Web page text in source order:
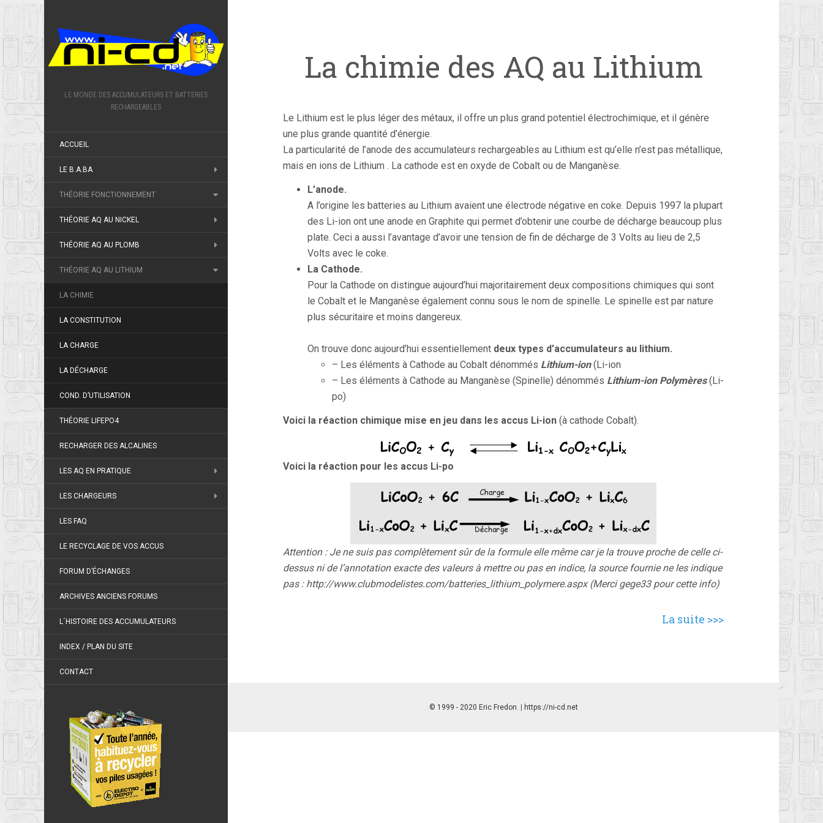
LE MONDE DES ACCUMULATEURS ET BATTERIES
RECHARGEABLES
ACCUEIL
LE B.A.BA
THÉORIE FONCTIONNEMENT
THÉORIE AQ AU NICKEL
THÉORIE AQ AU PLOMB
THÉORIE AQ AU LITHIUM
LA CHIMIE
LA CONSTITUTION
LA CHARGE
LA DÉCHARGE
COND. D’UTILISATION
THÉORIE LIFEPO4
RECHARGER DES ALCALINES
LES AQ EN PRATIQUE
LES CHARGEURS
LES FAQ
LE RECYCLAGE DE VOS ACCUS
FORUM D’ÉCHANGES
ARCHIVES ANCIENS FORUMS
L´HISTOIRE DES ACCUMULATEURS
INDEX / PLAN DU SITE
CONTACT
La chimie des AQ au Lithium
Le Lithium est le plus léger des métaux, il offre un plus grand potentiel électrochimique, et il génère
une plus grande quantité d’énergie.
La particularité de l’anode des accumulateurs rechargeables au Lithium est qu’elle n’est pas métallique,
mais en ions de Lithium . La cathode est en oxyde de Cobalt ou de Manganèse.
L’anode.
A l’origine les batteries au Lithium avaient une électrode négative en coke. Depuis 1997 la plupart
des Li-ion ont une anode en Graphite qui permet d’obtenir une courbe de décharge beaucoup plus
plate. Ceci a aussi l’avantage d’avoir une tension de fin de décharge de 3 Volts au lieu de 2,5
Volts avec le coke.
La Cathode.
Pour la Cathode on distingue aujourd’hui majoritairement deux compositions chimiques qui sont
le Cobalt et le Manganèse également connu sous le nom de spinelle. Le spinelle est par nature
plus sécuritaire et moins dangereux.
On trouve donc aujourd’hui essentiellement deux types d’accumulateurs au lithium.
– Les éléments à Cathode au Cobalt dénommés Lithium-ion(Li-ion
– Les éléments à Cathode au Manganèse (Spinelle) dénommés Lithium-ion Polymères(Li-
po)
Voici la réaction chimique mise en jeu dans les accus Li-ion (à cathode Cobalt).
Voici la réaction pour les accus Li-po
Attention : Je ne suis pas complètement sûr de la formule elle même car je la trouve proche de celle ci-
dessus ni de l’annotation exacte des valeurs à mettre ou pas en indice, la source fournie ne les indique
pas : http://www.clubmodelistes.com/batteries_lithium_polymere.aspx (Merci gege33 pour cette info)
La suite >>>
© 1999 - 2020 Eric Fredon. | https://ni-cd.net